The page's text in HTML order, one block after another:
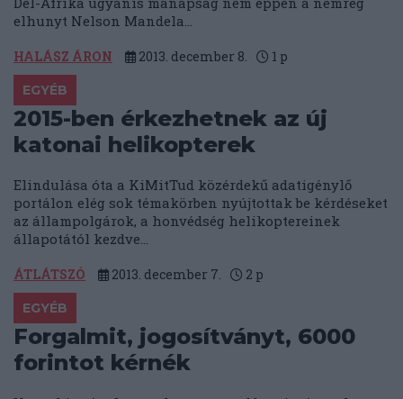
elhunyt Nelson Mandela...
HALÁSZ ÁRON 2013. december 8. 1 p
EGYÉB
2015-ben érkezhetnek az új
katonai helikopterek
Elindulása óta a KiMitTud közérdekű adatigénylő
portálon elég sok témakörben nyújtottak be kérdéseket
az állampolgárok, a honvédség helikoptereinek
állapotától kezdve...
ÁTLÁTSZÓ 2013. december 7. 2 p
EGYÉB
Forgalmit, jogosítványt, 6000
forintot kérnék